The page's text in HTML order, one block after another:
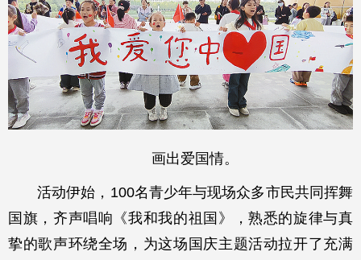
画出爱国情。
活动伊始，100名青少年与现场众多市民共同挥舞
国旗，齐声唱响《我和我的祖国》，熟悉的旋律与真
挚的歌声环绕全场，为这场国庆主题活动拉开了充满